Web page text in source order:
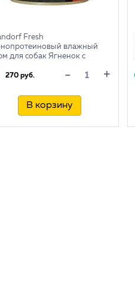
Fresh
влажный
для собак Ягненок с
270 руб. - +
В корзину